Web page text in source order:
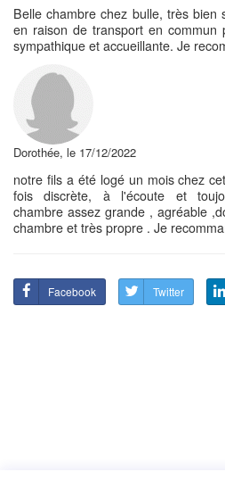
Belle chambre chez bulle, très
en raison de transport en commun
sympathique et accueillante. Je
Dorothée, le 17/12/2022
notre fils a été logé un mois chez
fois discrète, à l'écoute et
chambre assez grande , agréable
chambre et très propre . Je
Facebook Twitter